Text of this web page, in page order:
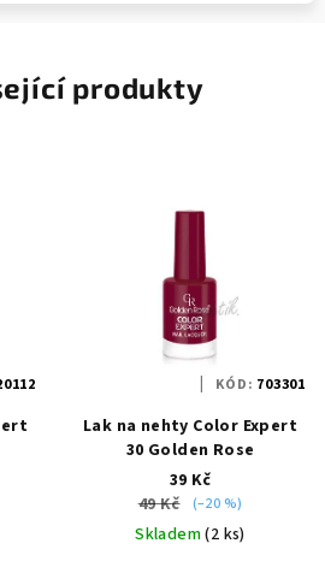
produkty
Lak na nehty Color Expert
30 Golden Rose
39 Kč
49 Kč
(–20 %)
Skladem(2 ks)
KÓD: 703301